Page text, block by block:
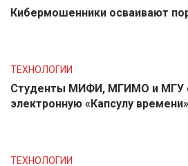
Кибермошенники осваивают
ТЕХНОЛОГИИ
Студенты МИФИ, МГИМО и МГУ
электронную «Капсулу времени»
ТЕХНОЛОГИИ